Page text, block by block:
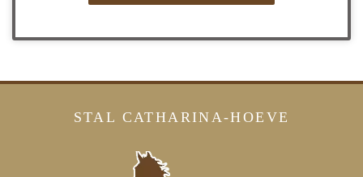
STAL CATHARINA-HOEVE